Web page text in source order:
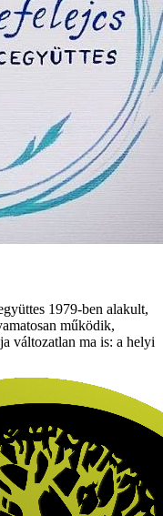
1979-ben alakult,
működik,
változatlan ma is: a helyi